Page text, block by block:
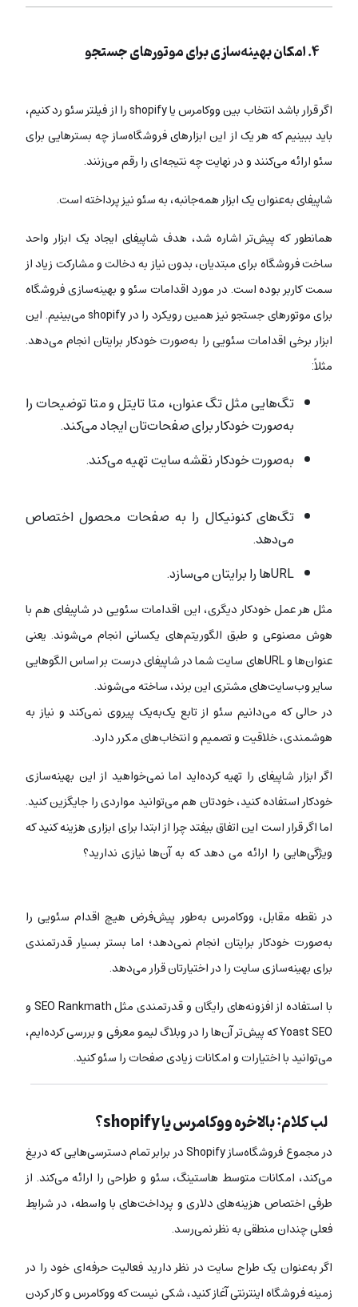
۴. امکان بهینه‌سازی برای موتورهای جستجو
اگر قرار باشد انتخاب بین ووکامرس یا shopify را از فیلتر سئو رد کنیم،
باید ببینیم که هر یک از این ابزارهای فروشگاه‌ساز چه بسترهایی برای
سئو ارائه می‌کنند و در نهایت چه نتیجه‌ای را رقم می‌زنند.
شاپیفای به‌عنوان یک ابزار همه‌جانبه، به سئو نیز پرداخته است.
همانطور که پیش‌تر اشاره شد، هدف شاپیفای ایجاد یک ابزار واحد
ساخت فروشگاه برای مبتدیان، بدون نیاز به دخالت و مشارکت زیاد از
سمت کاربر بوده‌ است. در مورد اقدامات سئو و بهینه‌سازی فروشگاه
برای موتورهای جستجو نیز همین رویکرد را در shopify می‌بینیم. این
ابزار برخی اقدامات سئویی را به‌صورت خودکار برایتان انجام می‌دهد.
مثلاً:
تگ‌هایی مثل تگ عنوان، متا تایتل و متا توضیحات را
به‌صورت خودکار برای صفحات‌تان ایجاد می‌کند.
به‌صورت خودکار نقشه سایت تهیه می‌کند.
تگ‌های کنونیکال را به صفحات محصول اختصاص
می‌دهد.
URL‌ها را برایتان می‌سازد.
مثل هر عمل خودکار دیگری، این اقدامات سئویی در شاپیفای هم با
هوش مصنوعی و طبق الگوریتم‌های یکسانی انجام می‌شوند. یعنی
عنوان‌ها و URLهای سایت شما در شاپیفای درست بر اساس الگوهایی
سایر وب‌سایت‌های مشتری این برند، ساخته می‌شوند.
در حالی که می‌دانیم سئو از تابع یک‌به‌یک پیروی نمی‌کند و نیاز به
هوشمندی، خلاقیت و تصمیم و انتخاب‌های مکرر دارد.
اگر ابزار شاپیفای را تهیه کرده‌اید اما نمی‌خواهید از این بهینه‌سازی
خودکار استفاده کنید، خودتان هم می‌توانید مواردی را جایگزین کنید.
اما اگر قرار است این اتفاق بیفتد چرا از ابتدا برای ابزاری هزینه کنید که
ویژگی‌هایی را ارائه می دهد که به آن‌ها نیازی ندارید؟
در نقطه‌ مقابل، ووکامرس به‌طور پیش‌فرض هیچ اقدام سئویی را
به‌صورت خودکار برایتان انجام نمی‌دهد؛ اما بستر بسیار قدرتمندی
برای بهینه‌سازی سایت را در اختیارتان قرار می‌دهد.
با استفاده‌ از افزونه‌های رایگان و قدرتمندی مثل SEO Rankmath و
Yoast SEO که پیش‌تر آن‌ها را در وبلاگ لیمو معرفی و بررسی کرده‌ایم‌،
می‌توانید با اختیارات و امکانات زیادی صفحات را سئو کنید.
لب کلام: بالاخره ووکامرس یا shopify؟
در مجموع فروشگاه‌ساز Shopify در برابر تمام دسترسی‌هایی که دریغ
می‌کند، امکانات متوسط هاستینگ، سئو و طراحی را ارائه می‌کند. از
طرفی اختصاص هزینه‌های دلاری و پرداخت‌های با واسطه، در شرایط
فعلی چندان منطقی به نظر نمی‌رسد.
اگر به‌عنوان یک طراح سایت در نظر دارید فعالیت حرفه‌ای خود را در
زمینه‌ فروشگاه اینترنتی آغاز کنید، شکی نیست که ووکامرس و کار کردن